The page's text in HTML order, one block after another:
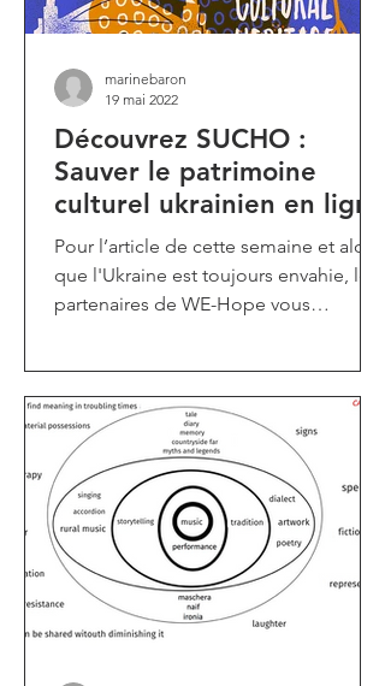
Découvrez SUCHO :
Sauver le patrimoine
culturel ukrainien en ligne
Pour l’article de cette semaine et alors
que l'Ukraine est toujours envahie, les
partenaires de WE-Hope vous
marinebaron
19 mai 2022